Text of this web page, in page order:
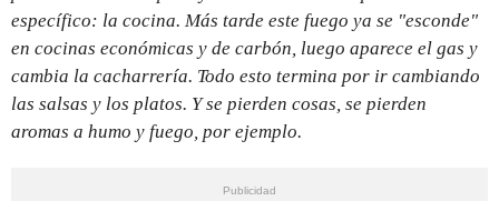
específico: la cocina. Más tarde este fuego ya se "esconde"
en cocinas económicas y de carbón, luego aparece el gas y
cambia la cacharrería. Todo esto termina por ir cambiando
las salsas y los platos. Y se pierden cosas, se pierden
aromas a humo y fuego, por ejemplo.